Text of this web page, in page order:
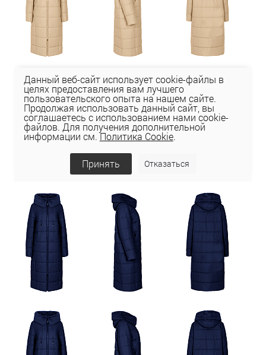
Данный веб-сайт использует cookie-файлы в
целях предоставления вам лучшего
пользовательского опыта на нашем сайте.
Продолжая использовать данный сайт, вы
соглашаетесь с использованием нами cookie-
файлов. Для получения дополнительной
информации см.Политика Cookie.
Принять Отказаться